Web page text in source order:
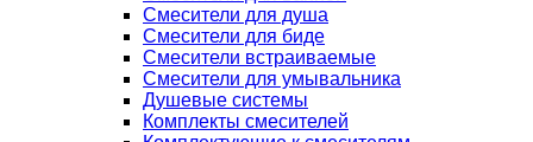
Смесители для душа
Смесители для биде
Смесители встраиваемые
Смесители для умывальника
Душевые системы
Комплекты смесителей